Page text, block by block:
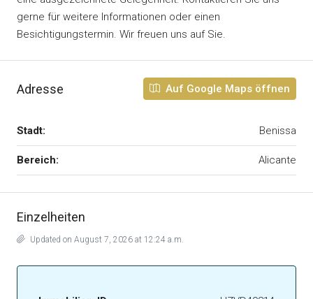
gerne für weitere Informationen oder einen
Besichtigungstermin. Wir freuen uns auf Sie.
Adresse Auf Google Maps öffnen
Stadt: Benissa
Bereich: Alicante
Einzelheiten
Updated on August 7, 2026 at 12:24 a.m.